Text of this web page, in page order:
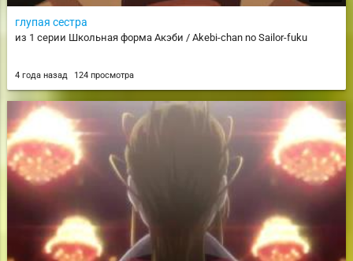
глупая сестра
из 1 серии Школьная форма Акэби / Akebi-chan no Sailor-fuku
4 года назад 124 просмотра